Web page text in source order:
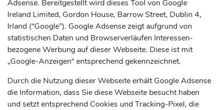
Adsense. Bereitgestellt wird dieses Tool von Google
Ireland Limited, Gordon House, Barrow Street, Dublin 4,
Irland (“Google”). Google Adsense zeigt aufgrund von
statistischen Daten und Browserverläufen Interessen-
bezogene Werbung auf dieser Webseite. Diese ist mit
„Google-Anzeigen“ entsprechend gekennzeichnet.
Durch die Nutzung dieser Webseite erhält Google Adsense
die Information, dass Sie diese Webseite besucht haben
und setzt entsprechend Cookies und Tracking-Pixel, die